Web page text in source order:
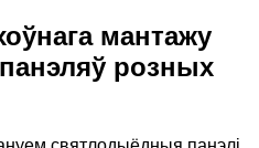
мантажу
розных